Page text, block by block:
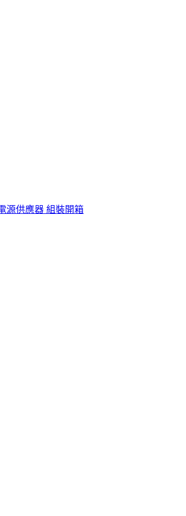
源供應器 組裝開箱